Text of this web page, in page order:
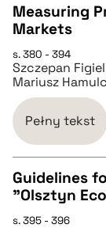
pobierz cytat
pobierz cytat
pobierz cytat
Measuring
Markets
s. 380 - 394
Szczepan Figiel
Mariusz
Pełny tekst
CZYSTY TEKST
Guidelines
"Olsztyn
s. 395 - 396